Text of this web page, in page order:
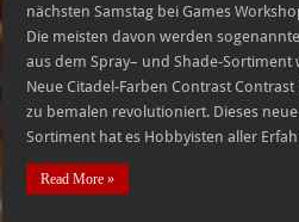
nächsten Samstag bei Games
Die meisten davon werden
aus dem Spray– und Shade-Sortiment
Neue Citadel-Farben Contrast
zu bemalen revolutioniert. Dieses
Sortiment hat es Hobbyisten aller
Read More »